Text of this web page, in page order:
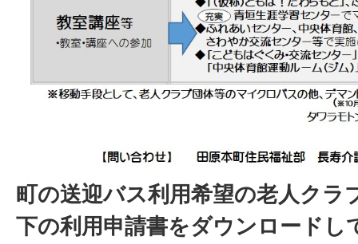
町の送迎バス利用希望の老人クラ
下の利用申請書をダウンロードし